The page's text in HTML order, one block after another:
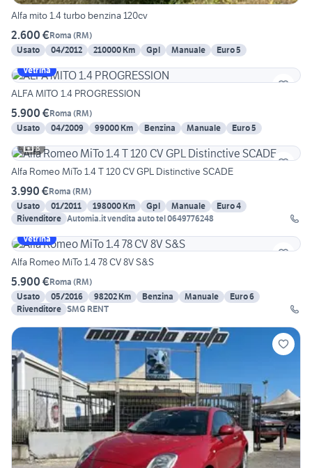
Alfa mito 1.4 turbo benzina 120cv
2.600 €Roma (RM)
Usato
04/2012 210000 Km Gpl Manuale
Euro 5
Vetrina
ALFA MITO 1.4 PROGRESSION
5.900 €Roma (RM)
Usato
04/2009 99000 Km Benzina Manuale
Euro 5
8
Alfa Romeo MiTo 1.4 T 120 CV GPL Distinctive SCADE
3.990 €Roma (RM)
Usato
01/2011 198000 Km Gpl Manuale
Euro 4
Rivenditore Automia.it vendita auto tel 0649776248
Vetrina
Alfa Romeo MiTo 1.4 78 CV 8V S&S
5.900 €Roma (RM)
Usato
05/2016 98202 Km Benzina Manuale
Euro 6
Rivenditore SMG RENT